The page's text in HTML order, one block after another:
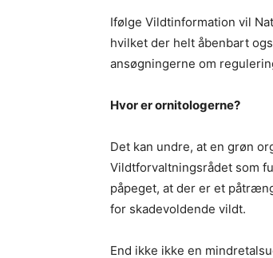
Ifølge Vildtinformation vil
hvilket der helt åbenbart
ansøgningerne om
Hvor er ornitologerne?
Det kan undre, at en grøn
Vildtforvaltningsrådet som
påpeget, at der er et
for skadevoldende vildt.
End ikke ikke en